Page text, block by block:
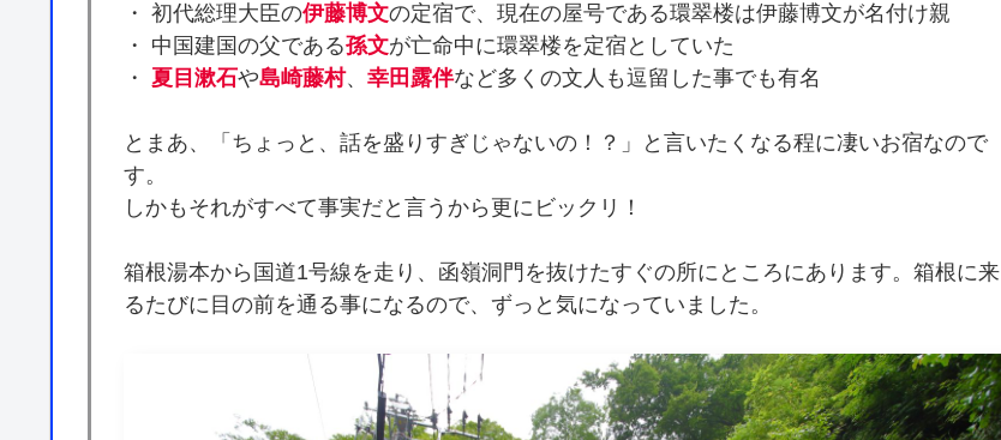
・ 初代総理大臣の伊藤博文の定宿で、現在の屋号である環翠楼は伊藤博文が名付け親
・ 中国建国の父である孫文が亡命中に環翠楼を定宿としていた
・ 夏目漱石や島崎藤村、 幸田露伴など多くの文人も逗留した事でも有名
とまあ、「ちょっと、話を盛りすぎじゃないの！？」と言いたくなる程に凄いお宿なので
す。
しかもそれがすべて事実だと言うから更にビックリ！
箱根湯本から国道1号線を走り、函嶺洞門を抜けたすぐの所にところにあります。箱根に来
るたびに目の前を通る事になるので、ずっと気になっていました。